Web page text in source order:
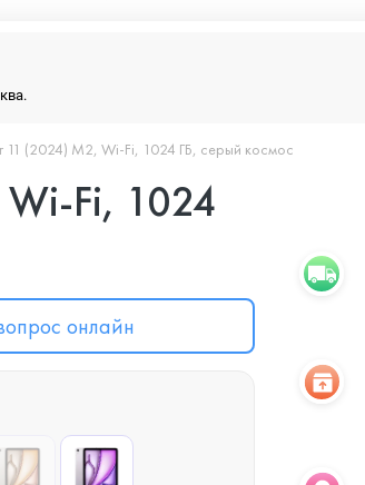
11 (2024) M2, Wi-Fi, 1024 ГБ, серый космос
Fi, 1024
онлайн